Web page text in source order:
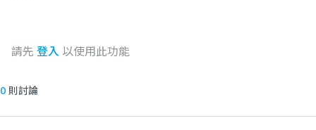
請先 登入 以使用此功能
0 則討論